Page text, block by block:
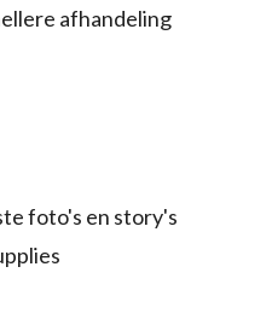
afhandeling
foto's en story's